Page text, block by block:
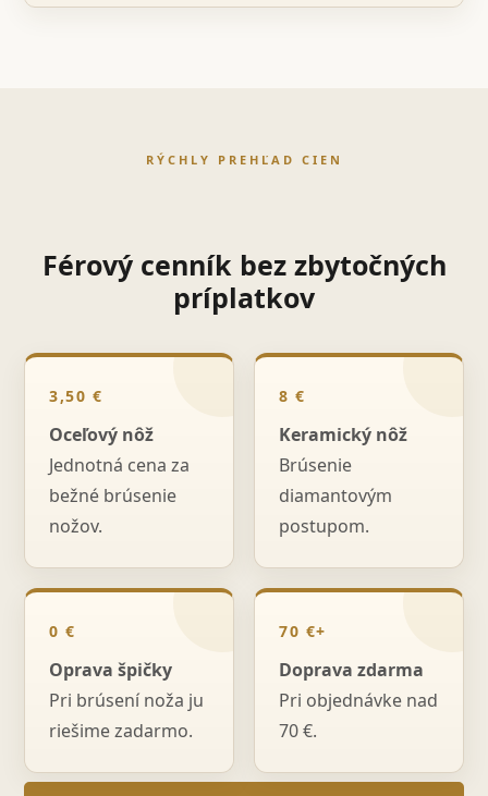
RÝCHLY PREHĽAD CIEN
Férový cenník bez zbytočných
príplatkov
3,50 €
Oceľový nôž
Jednotná cena za
bežné brúsenie
nožov.
8 €
Keramický nôž
Brúsenie
diamantovým
postupom.
0 €
Oprava špičky
Pri brúsení noža ju
riešime zadarmo.
70 €+
Doprava zdarma
Pri objednávke nad
70 €.